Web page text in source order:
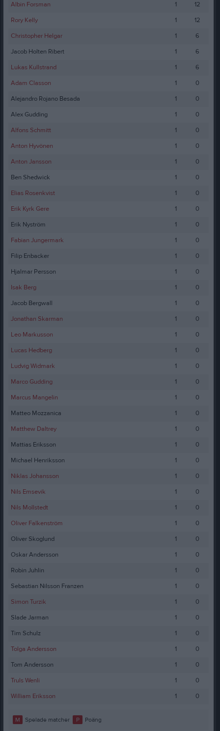
Albin Forsman
1
12
Rory Kelly
1
12
Christopher Helgar
1
6
Jacob Holten Ribert
1
6
Lukas Kullstrand
1
6
Adam Classon
1
0
Alejandro Rojano Besada
1
0
Alex Gudding
1
0
Alfons Schmitt
1
0
Anton Hyvönen
1
0
Anton Jansson
1
0
Ben Shedwick
1
0
Elias Rosenkvist
1
0
Erik Kyrk Gere
1
0
Erik Nyström
1
0
Fabian Jungermark
1
0
Filip Enbacker
1
0
Hjalmar Persson
1
0
Isak Berg
1
0
Jacob Bergwall
1
0
Jonathan Skarman
1
0
Leo Markusson
1
0
Lucas Hedberg
1
0
Ludvig Widmark
1
0
Marco Gudding
1
0
Marcus Mangelin
1
0
Matteo Mozzanica
1
0
Matthew Daltrey
1
0
Mattias Eriksson
1
0
Michael Henriksson
1
0
Niklas Johansson
1
0
Nils Emsevik
1
0
Nils Mollstedt
1
0
Oliver Falkenström
1
0
Oliver Skoglund
1
0
Oskar Andersson
1
0
Robin Juhlin
1
0
Sebastian Nilsson Franzen
1
0
Simon Turzik
1
0
Slade Jarman
1
0
Tim Schulz
1
0
Tolga Andersson
1
0
Tom Andersson
1
0
Truls Wenli
1
0
William Eriksson
1 0
M Spelade matcher P Poäng